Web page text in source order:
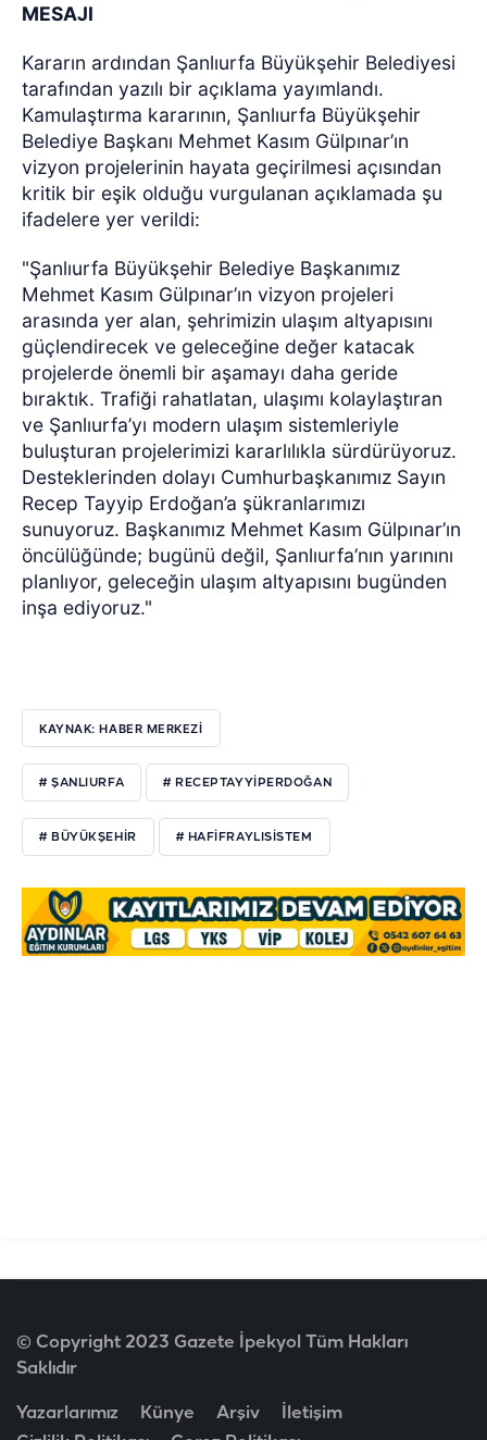
MESAJI
Kararın ardından Şanlıurfa Büyükşehir Belediyesi
tarafından yazılı bir açıklama yayımlandı.
Kamulaştırma kararının, Şanlıurfa Büyükşehir
Belediye Başkanı Mehmet Kasım Gülpınar’ın
vizyon projelerinin hayata geçirilmesi açısından
kritik bir eşik olduğu vurgulanan açıklamada şu
ifadelere yer verildi:
"Şanlıurfa Büyükşehir Belediye Başkanımız
Mehmet Kasım Gülpınar’ın vizyon projeleri
arasında yer alan, şehrimizin ulaşım altyapısını
güçlendirecek ve geleceğine değer katacak
projelerde önemli bir aşamayı daha geride
bıraktık. Trafiği rahatlatan, ulaşımı kolaylaştıran
ve Şanlıurfa’yı modern ulaşım sistemleriyle
buluşturan projelerimizi kararlılıkla sürdürüyoruz.
Desteklerinden dolayı Cumhurbaşkanımız Sayın
Recep Tayyip Erdoğan’a şükranlarımızı
sunuyoruz. Başkanımız Mehmet Kasım Gülpınar’ın
öncülüğünde; bugünü değil, Şanlıurfa’nın yarınını
planlıyor, geleceğin ulaşım altyapısını bugünden
inşa ediyoruz."
KAYNAK: HABER MERKEZİ
# ŞANLIURFA # RECEPTAYYIPERDOĞAN
# BÜYÜKŞEHIR # HAFIFRAYLISISTEM
© Copyright 2023 Gazete İpekyol Tüm Hakları
Saklıdır
Yazarlarımız Künye Arşiv
İletişim